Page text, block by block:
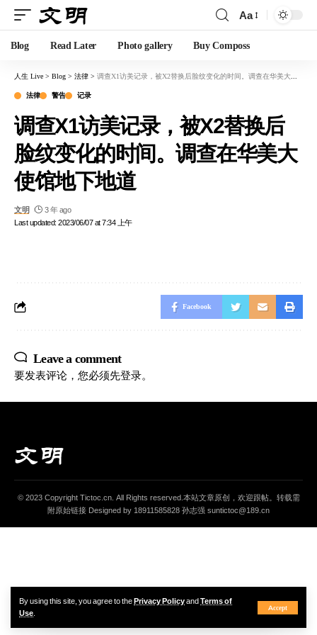
By using this site, you agree to thePrivacy PolicyandTerms of
Use.
Accept
Aa
Blog Read Later Photo gallery Buy Composs
人生 Live > Blog > 法律 > 调查X1访美记录，被X2替换后脸纹变化的时间。调查在华美大使馆地下地道
法律 警告 记录
调查X1访美记录，被X2替换后
脸纹变化的时间。调查在华美大
使馆地下地道
Last updated: 2023/06/07 at 7:34 上午
文明 3 年 ago
Facebook
Leave a comment
要发表评论，您必须先登录。
© 2023 Copyright Tictoc.cn. All Rights reserved.本站文章原创，欢迎跟帖。转载需
附原始链接 Designed by 18911585828 孙志强 suntictoc@189.cn